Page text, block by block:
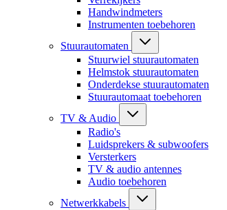
Handwindmeters
Instrumenten toebehoren
Stuurautomaten
Stuurwiel stuurautomaten
Helmstok stuurautomaten
Onderdekse stuurautomaten
Stuurautomaat toebehoren
TV & Audio
Radio's
Luidsprekers & subwoofers
Versterkers
TV & audio antennes
Audio toebehoren
Netwerkkabels